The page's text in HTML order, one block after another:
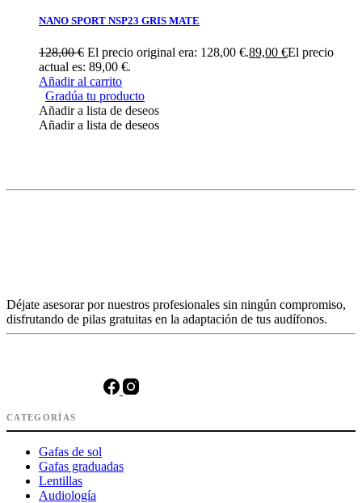
NANO SPORT NSP23 GRIS MATE
128,00€ El precio original era: 128,00 €.89,00 €El precio
actual es: 89,00 €.
Añadir al carrito
Gradúa tu producto
Añadir a lista de deseos
Añadir a lista de deseos
Déjate asesorar por nuestros profesionales sin ningún compromiso,
disfrutando de pilas gratuitas en la adaptación de tus audífonos.
CATEGORÍAS
Gafas de sol
Gafas graduadas
Lentillas
Audiología